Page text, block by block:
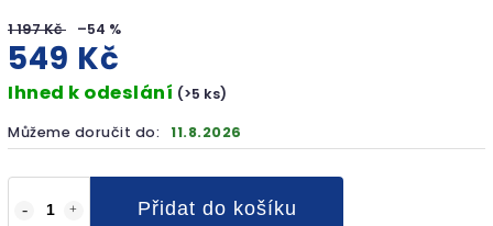
1 197 Kč –54 %
549 Kč
Ihned k odeslání (>5 ks)
Můžeme doručit do: 11.8.2026
Přidat do košíku